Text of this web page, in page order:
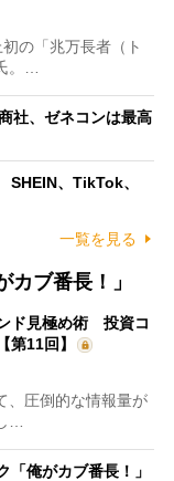
の「兆万長者（ト
。…
社、ゼネコンは最高
、TikTok、
一覧を見る
ブ番長！」
ド見極め術 投資コ
第11回】
、圧倒的な情報量が
…
俺がカブ番長！」